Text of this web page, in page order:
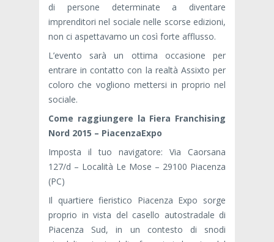
di persone determinate a diventare
imprenditori nel sociale nelle scorse edizioni,
non ci aspettavamo un così forte afflusso.
L’evento sarà un ottima occasione per
entrare in contatto con la realtà Assixto per
coloro che vogliono mettersi in proprio nel
sociale.
Come raggiungere la Fiera Franchising
Nord 2015 – PiacenzaExpo
Imposta il tuo navigatore: Via Caorsana
127/d – Località Le Mose – 29100 Piacenza
(PC)
Il quartiere fieristico Piacenza Expo sorge
proprio in vista del casello autostradale di
Piacenza Sud, in un contesto di snodi